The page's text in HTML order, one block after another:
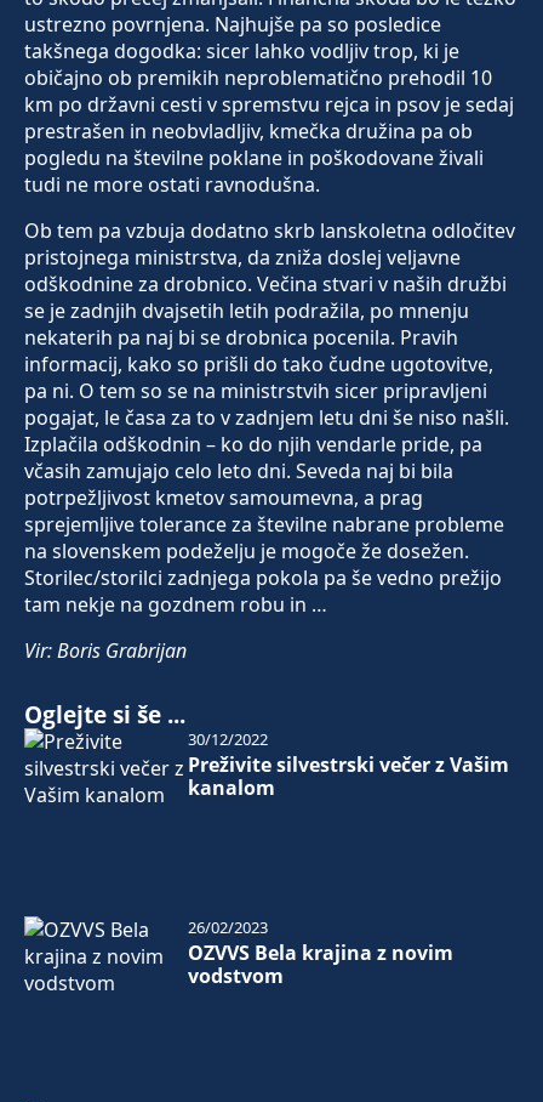
ustrezno povrnjena. Najhujše pa so posledice
takšnega dogodka: sicer lahko vodljiv trop, ki je
običajno ob premikih neproblematično prehodil 10
km po državni cesti v spremstvu rejca in psov je sedaj
prestrašen in neobvladljiv, kmečka družina pa ob
pogledu na številne poklane in poškodovane živali
tudi ne more ostati ravnodušna.
Ob tem pa vzbuja dodatno skrb lanskoletna odločitev
pristojnega ministrstva, da zniža doslej veljavne
odškodnine za drobnico. Večina stvari v naših družbi
se je zadnjih dvajsetih letih podražila, po mnenju
nekaterih pa naj bi se drobnica pocenila. Pravih
informacij, kako so prišli do tako čudne ugotovitve,
pa ni. O tem so se na ministrstvih sicer pripravljeni
pogajat, le časa za to v zadnjem letu dni še niso našli.
Izplačila odškodnin – ko do njih vendarle pride, pa
včasih zamujajo celo leto dni. Seveda naj bi bila
potrpežljivost kmetov samoumevna, a prag
sprejemljive tolerance za številne nabrane probleme
na slovenskem podeželju je mogoče že dosežen.
Storilec/storilci zadnjega pokola pa še vedno prežijo
tam nekje na gozdnem robu in …
Vir: Boris Grabrijan
Oglejte si še ...
Preživite silvestrski večer z Vašim
kanalom
30/12/2022
OZVVS Bela krajina z novim
vodstvom
26/02/2023